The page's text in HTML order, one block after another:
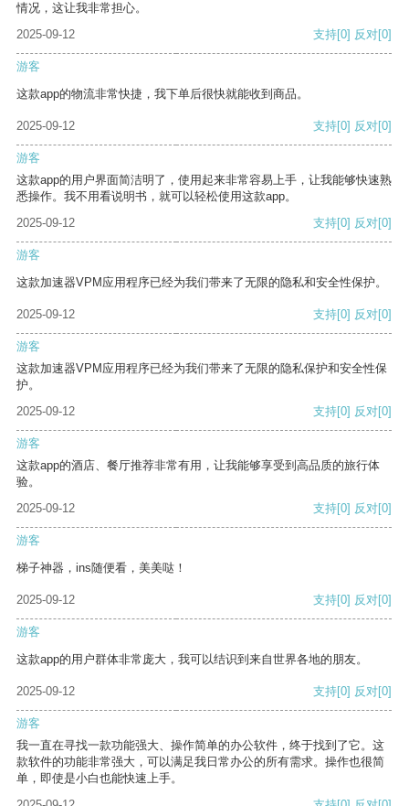
情况，这让我非常担心。
2025-09-12
支持[0] 反对[0]
游客
这款app的物流非常快捷，我下单后很快就能收到商品。
2025-09-12 支持[0] 反对[0]
游客
这款app的用户界面简洁明了，使用起来非常容易上手，让我能够快速熟
悉操作。我不用看说明书，就可以轻松使用这款app。
2025-09-12
支持[0] 反对[0]
游客
这款加速器VPM应用程序已经为我们带来了无限的隐私和安全性保护。
2025-09-12 支持[0] 反对[0]
游客
这款加速器VPM应用程序已经为我们带来了无限的隐私保护和安全性保
护。
2025-09-12
支持[0] 反对[0]
游客
这款app的酒店、餐厅推荐非常有用，让我能够享受到高品质的旅行体
验。
2025-09-12
支持[0] 反对[0]
游客
梯子神器，ins随便看，美美哒！
2025-09-12 支持[0] 反对[0]
游客
这款app的用户群体非常庞大，我可以结识到来自世界各地的朋友。
2025-09-12 支持[0] 反对[0]
游客
我一直在寻找一款功能强大、操作简单的办公软件，终于找到了它。这
款软件的功能非常强大，可以满足我日常办公的所有需求。操作也很简
单，即使是小白也能快速上手。